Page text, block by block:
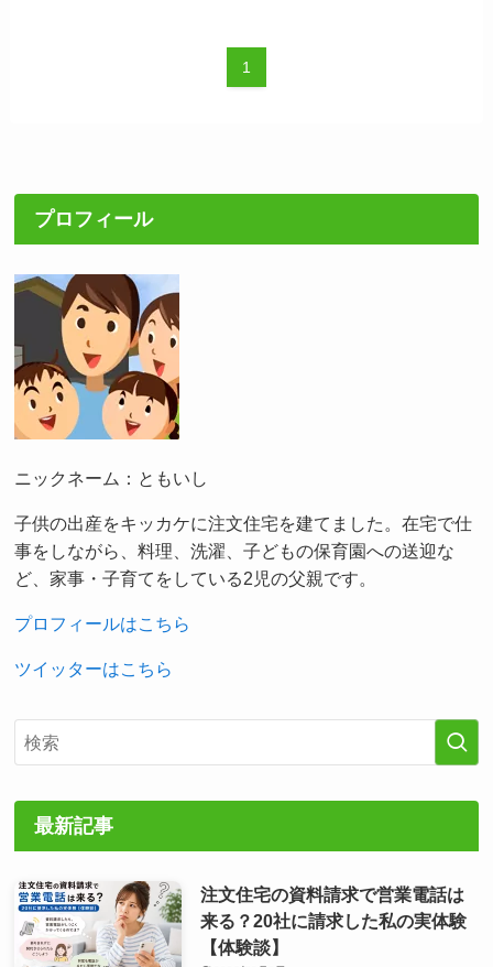
1
プロフィール
ニックネーム：ともいし
子供の出産をキッカケに注文住宅を建てました。在宅で仕
事をしながら、料理、洗濯、子どもの保育園への送迎な
ど、家事・子育てをしている2児の父親です。
プロフィールはこちら
ツイッターはこちら
最新記事
注文住宅の資料請求で営業電話は
来る？20社に請求した私の実体験
【体験談】